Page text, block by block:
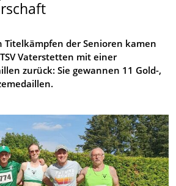
Titelkämpfen der Senioren kamen
Vaterstetten mit einer
zurück: Sie gewannen 11 Gold-,